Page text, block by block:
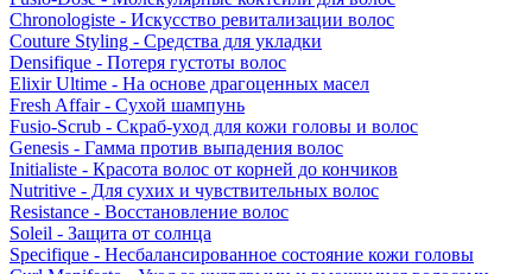
Chronologiste - Искусство ревитализации волос
Couture Styling - Средства для укладки
Densifique - Потеря густоты волос
Elixir Ultime - На основе драгоценных масел
Fresh Affair - Сухой шампунь
Fusio-Scrub - Скраб-уход для кожи головы и волос
Genesis - Гамма против выпадения волос
Initialiste - Красота волос от корней до кончиков
Nutritive - Для сухих и чувствительных волос
Resistance - Восстановление волос
Soleil - Защита от солнца
Specifique - Несбалансированное состояние кожи головы